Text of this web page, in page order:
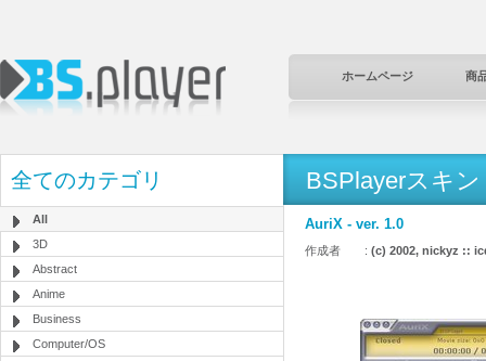
ホームページ 商
全てのカテゴリ
All
3D
Abstract
Anime
Business
Computer/OS
BSPlayerスキン
AuriX - ver. 1.0
作成者 : (c) 2002, nickyz ::